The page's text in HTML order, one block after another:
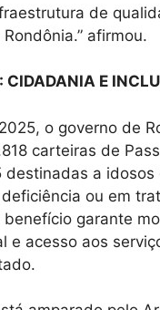
de
afirmou.
CIDADANIA E
o governo de
carteiras de
destinadas a idosos
ou em
benefício garante
e acesso aos